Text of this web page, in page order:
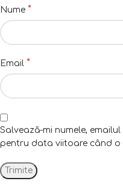
Nume *
Email *
Salvează-mi numele,
pentru data viitoare când o